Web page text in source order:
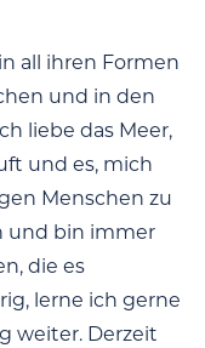
all ihren Formen
und in den
liebe das Meer,
und es, mich
Menschen zu
und bin immer
die es
lerne ich gerne
weiter. Derzeit